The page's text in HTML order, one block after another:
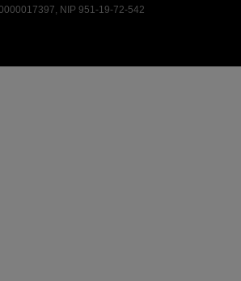
NIP 951-19-72-542